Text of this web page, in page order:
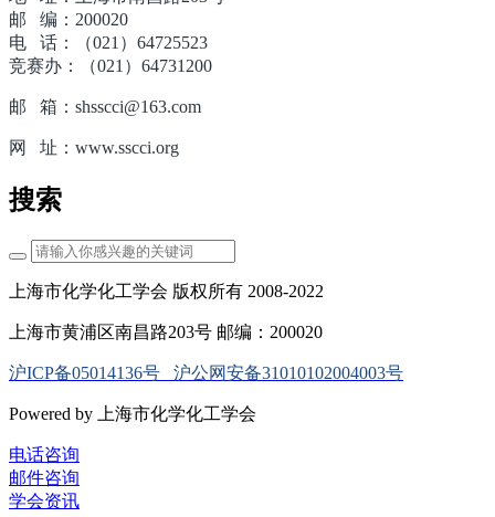
邮 编：200020
电 话：（021）64725523
竞赛办：（021）64731200
邮 箱：shsscci@163.com
网 址：www.sscci.org
搜索
上海市化学化工学会 版权所有 2008-2022
上海市黄浦区南昌路203号 邮编：200020
沪ICP备05014136号 沪公网安备31010102004003号
Powered by 上海市化学化工学会
电话咨询
邮件咨询
学会资讯